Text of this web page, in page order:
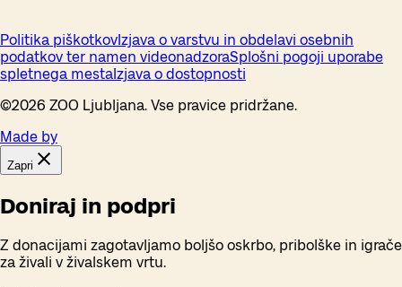
Politika piškotkov Izjava o varstvu in obdelavi osebnih
podatkov ter namen videonadzoraSplošni pogoji uporabe
spletnega mesta Izjava o dostopnosti
©2026 ZOO Ljubljana. Vse pravice pridržane.
Made by
Zapri
Doniraj in podpri
Z donacijami zagotavljamo boljšo oskrbo, pribolške in igrače
za živali v živalskem vrtu.